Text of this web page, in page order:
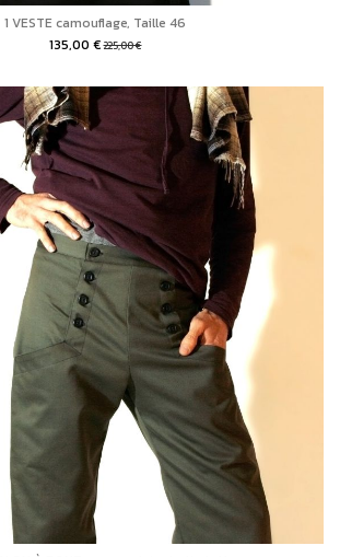
1 VESTE camouflage, Taille 46
135,00 €225,00 €